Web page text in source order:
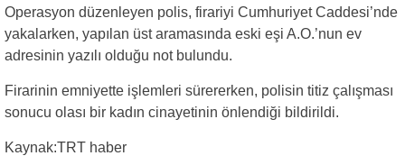
Operasyon düzenleyen polis, firariyi Cumhuriyet Caddesi’nde
yakalarken, yapılan üst aramasında eski eşi A.O.’nun ev
adresinin yazılı olduğu not bulundu.
Firarinin emniyette işlemleri sürererken, polisin titiz çalışması
sonucu olası bir kadın cinayetinin önlendiği bildirildi.
Kaynak:TRT haber